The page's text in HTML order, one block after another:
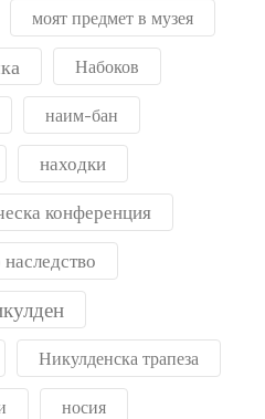
моят предмет в музея
Набоков
наим-бан
находки
конференция
Никулденска трапеза
носия